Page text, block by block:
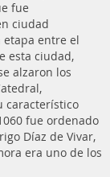
fue
ciudad
entre el
esta ciudad,
alzaron los
característico
fue ordenado
Díaz de Vivar,
era uno de los